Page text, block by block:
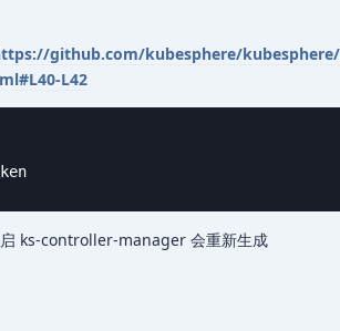
github.com/kubesphere/
L42
ks-controller-manager 会重新生成